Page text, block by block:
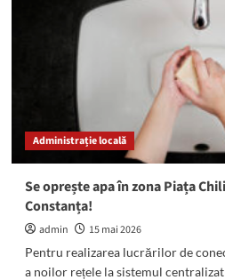
Gigi
Valentin
Ștefan,
arestați
de
trafic
de
instigare
la
abuz
serviciu
Administrație locală
Se oprește apa în zona Piața
Constanța!
admin
15 mai 2026
Pentru realizarea lucrărilor de
a noilor rețele la sistemul